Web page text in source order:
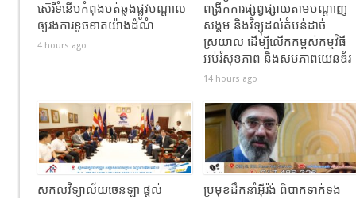
ស៊េរីទំនើបកំពុងបត់ឆ្លងផ្លូវបណ្តាល
ឲ្យរងការខូចខាតយ៉ាងដំណំ
4 hours ago
ពង្រីកការផ្សព្វផ្សាយតាមបណ្តាញ
សង្គម និងវិទ្យុដល់តំបន់ដាច់
ស្រយាល ដើម្បីលើកកម្ពស់កម្មវិធី
អប់រំសុខភាព និងសមភាពយេនឌ័រ
14 hours ago
សកលវិទ្យាល័យចេនឡា ផ្តល់
ប្រមុខដឹកនាំអ៊ីរ៉ង់ ពិបាកទាក់ទង